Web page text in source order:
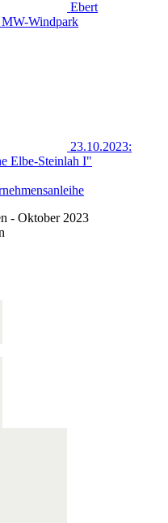
Ebert
MW-Windpark
23.10.2023:
Elbe-Steinlah I"
- Oktober 2023